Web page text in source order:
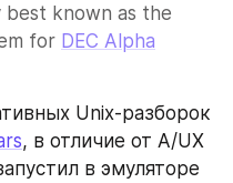
best known as the
for DEC Alpha
Unix-разборок
, в отличие от A/UX
в эмуляторе